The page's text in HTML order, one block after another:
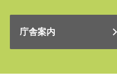
庁舎案内